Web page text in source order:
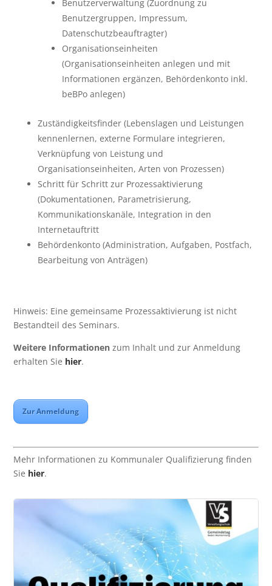
Benutzerverwaltung (Zuordnung zu
Benutzergruppen, Impressum,
Datenschutzbeauftragter)
Organisationseinheiten
(Organisationseinheiten anlegen und mit
Informationen ergänzen, Behördenkonto inkl.
beBPo anlegen)
Zuständigkeitsfinder (Lebenslagen und Leistungen
kennenlernen, externe Formulare integrieren,
Verknüpfung von Leistung und
Organisationseinheiten, Arten von Prozessen)
Schritt für Schritt zur Prozessaktivierung
(Dokumentationen, Parametrisierung,
Kommunikationskanäle, Integration in den
Internetauftritt
Behördenkonto (Administration, Aufgaben, Postfach,
Bearbeitung von Anträgen)
Hinweis: Eine gemeinsame Prozessaktivierung ist nicht
Bestandteil des Seminars.
Weitere Informationen zum Inhalt und zur Anmeldung
erhalten Sie hier.
Zur Anmeldung
Mehr Informationen zu Kommunaler Qualifizierung finden
Sie hier.